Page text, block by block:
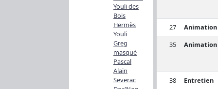
Youli des
Bois
Hermès
Youli
Greg
masqué
Pascal
Alain
Severac
27
Animation
35
Animation
38
Entretien